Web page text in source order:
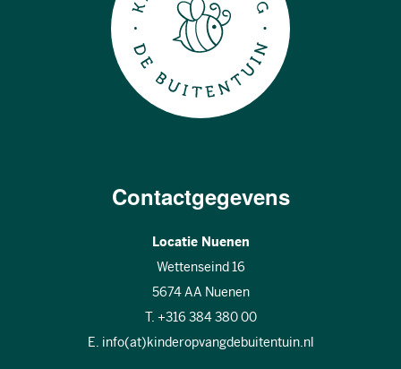
Contactgegevens
Locatie Nuenen
Wettenseind 16
5674 AA Nuenen
T. +316 384 380 00
E. info(at)kinderopvangdebuitentuin.nl